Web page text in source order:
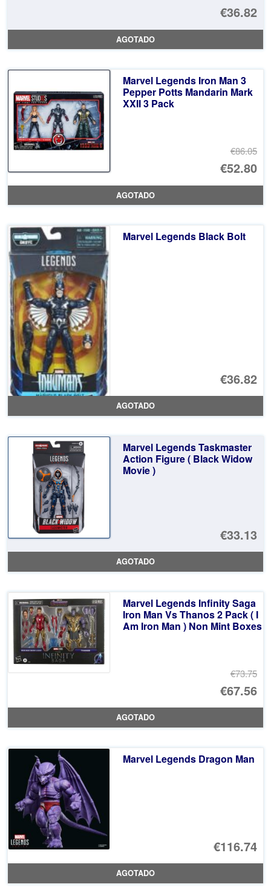
El
€36.82
El
AGOTADO
Marvel Legends Iron Man 3
Pepper Potts Mandarin Mark
XXII 3 Pack
€86.05
El
€52.80
El
AGOTADO
Marvel Legends Black Bolt
€36.82
AGOTADO
Marvel Legends Taskmaster
Action Figure ( Black Widow
Movie )
€33.13
AGOTADO
Marvel Legends Infinity Saga
Iron Man Vs Thanos 2 Pack ( I
Am Iron Man ) Non Mint Boxes
€73.75
El
€67.56
El
AGOTADO
Marvel Legends Dragon Man
€116.74
AGOTADO